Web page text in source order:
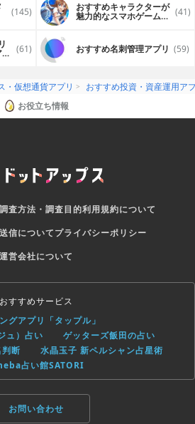
(145) おすすめキャラクターが
魅力的なスマホゲームア (41)
(61) おすすめ名刺管理アプリ (59)
・仮想通貨アプリ
おすすめ投資・資産運用ア
お役立ち情報
調査方法・調査目的利用規約について
信についてプライバシーポリシー
運営会社について
おすすめサービス
グアプリ「タップル」
ュ）占い
ゲッターズ飯田の占い
断
水晶玉子 新ペルシャン占星術
占い館SATORI
お問い合わせ